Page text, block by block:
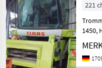
221
1450, Häcksler, Kabine,